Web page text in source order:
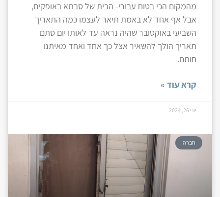
מהמקום הכי בטוח עבורי- הבית של סבתא באופקים,
אבל אף אחד לא באמת תיאר לעצמו כמה התאריך
השביעי באוקטובר שהיה נראה עד לאותו יום סתם
תאריך הולך להשאיר אצל כך אחד ואחד מאיתנו
חותם.
קרא עוד »
יוני 26, 2024
חברה